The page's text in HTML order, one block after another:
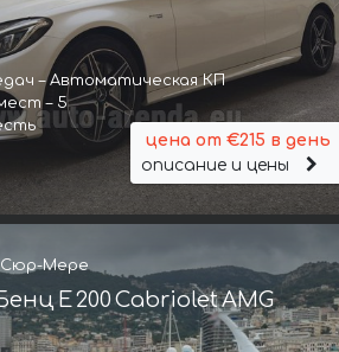
– Автоматическая КП
– 5
цена от €215 в день
описание и цены
Сюр-Мере
E 200 Cabriolet AMG